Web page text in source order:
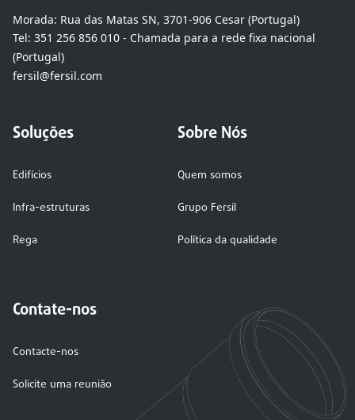
Morada: Rua das Matas SN, 3701-906 Cesar (Portugal)
Tel: 351 256 856 010 - Chamada para a rede fixa nacional
(Portugal)
fersil@fersil.com
Soluções
Edifícios
Infra-estruturas
Rega
Sobre Nós
Quem somos
Grupo Fersil
Política da qualidade
Contate-nos
Contacte-nos
Solicite uma reunião